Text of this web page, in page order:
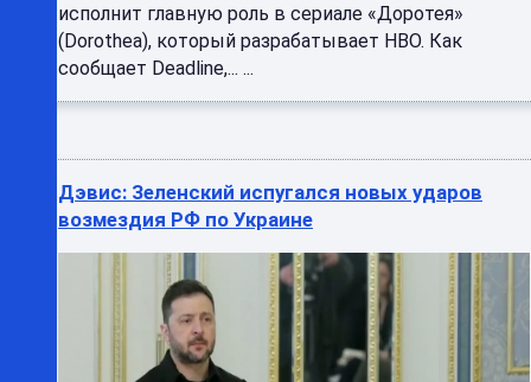
исполнит главную роль в сериале «Доротея»
(Dorothea), который разрабатывает HBO. Как
сообщает Deadline,... ...
Дэвис: Зеленский испугался новых ударов
возмездия РФ по Украине